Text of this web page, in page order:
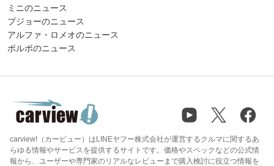
ミニのニュース
プジョーのニュース
アルファ・ロメオのニュース
ボルボのニュース
carview!（カービュー）はLINEヤフー株式会社が運営するクルマに関するあ
らゆる情報やサービスを提供するサイトです。価格やスペックなどの公式情
報から、ユーザーや専門家のリアルなレビューまで購入検討に役立つ情報を